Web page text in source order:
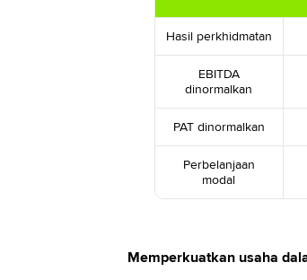
Hasil perkhidmatan
EBITDA
dinormalkan
PAT dinormalkan
Perbelanjaan
modal
Memperkuatkan usaha